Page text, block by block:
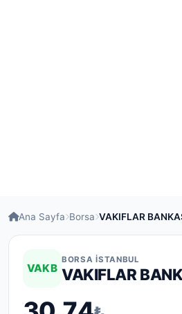
Ana Sayfa Borsa VAKIFLAR
VAKB
BORSA İSTANBUL
VAKIFLAR